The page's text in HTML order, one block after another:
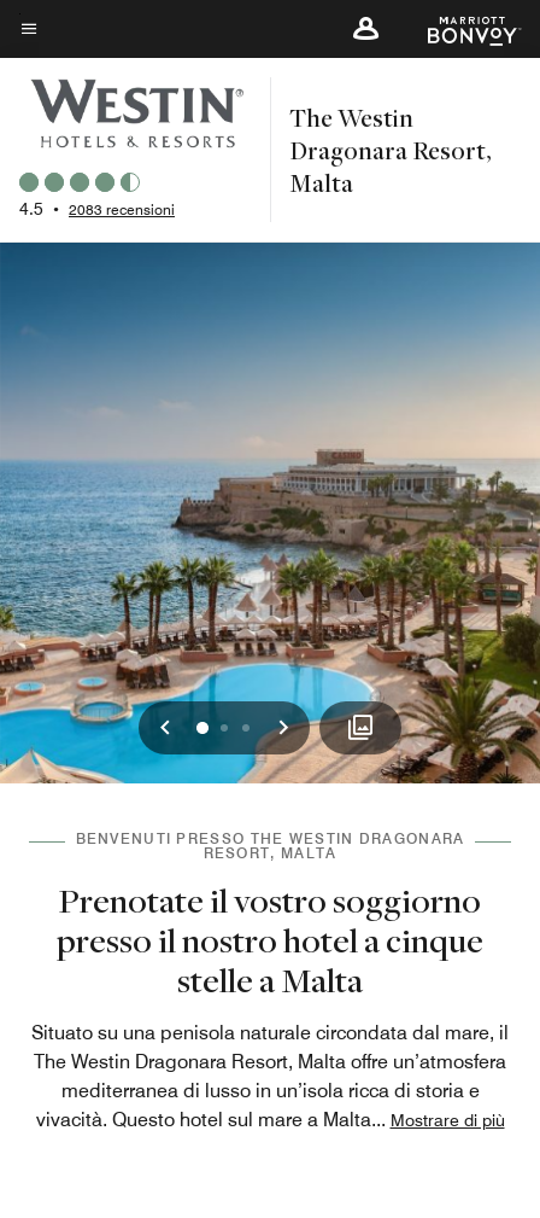
Skip
to
main
content
Testo del menu
4.5 • 2083 recensioni
The Westin
Dragonara Resort,
Malta
Precedente
0 1 2 Successivo
BENVENUTI PRESSO THE WESTIN DRAGONARA
RESORT, MALTA
Prenotate il vostro soggiorno
presso il nostro hotel a cinque
stelle a Malta
Situato su una penisola naturale circondata dal mare, il
The Westin Dragonara Resort, Malta offre un’atmosfera
mediterranea di lusso in un’isola ricca di storia e
vivacità. Questo hotel sul mare a Malta... Mostrare di più